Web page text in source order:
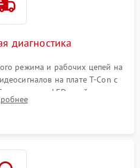
диагностика
режима и рабочих цепей на
на плате T-Con с
LED-драйвера и
мультиметром.